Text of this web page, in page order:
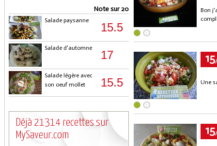
Note sur 20
Salade paysanne
15.5
Salade d'automne
17
Salade légère avec
son oeuf mollet
15.5
Déjà 21314 recettes sur
MySaveur.com
Bon
15
Une
15